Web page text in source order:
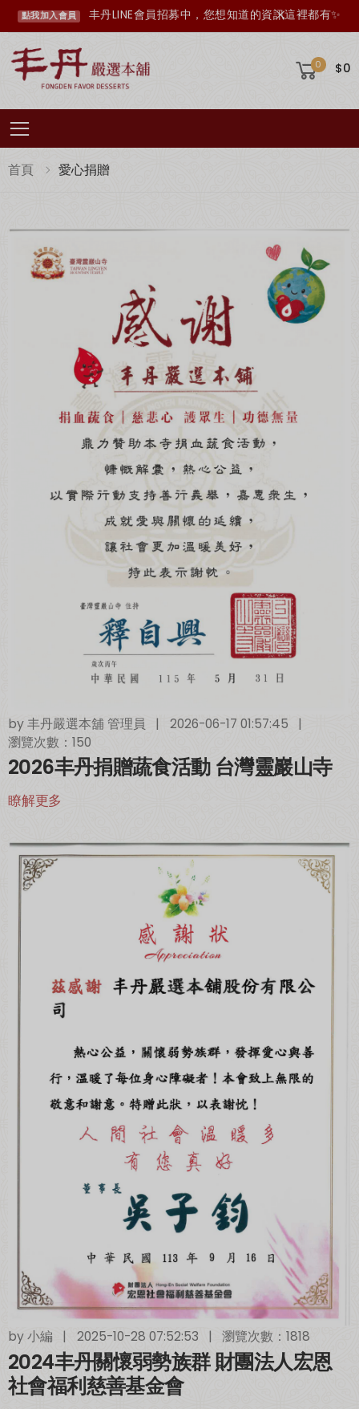
點我加入會員 丰丹LINE會員招募中，您想知道的資訊這裡都有✨
免運優惠 超取滿 $1500 免運、宅配滿 $2500 免運🚚
全新亮相 綜合口味 一口鳳梨酥新上市🍍
免運優惠 超取滿 $1500 免運、宅配滿 $2500 免運🚚
0 $0
Toggle mobile menu
首頁 愛心捐贈
by丰丹嚴選本舖 管理員 | 2026-06-17 01:57:45
|
瀏覽次數：150
2026丰丹捐贈蔬食活動 台灣靈巖山寺
瞭解更多
by小編 | 2025-10-28 07:52:53 | 瀏覽次數：1818
2024丰丹關懷弱勢族群 財團法人宏恩
社會福利慈善基金會